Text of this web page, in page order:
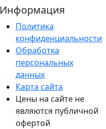
Информация
Политика
конфиденциальности
Обработка
персональных
данных
Карта сайта
Цены на сайте не
являются публичной
офертой